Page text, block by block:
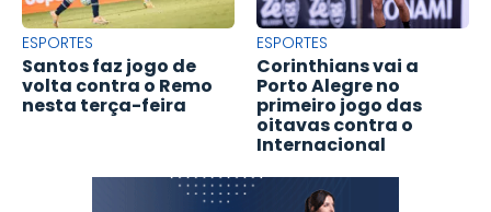
ESPORTES
Santos faz jogo de
volta contra o Remo
nesta terça-feira
ESPORTES
Corinthians vai a
Porto Alegre no
primeiro jogo das
oitavas contra o
Internacional